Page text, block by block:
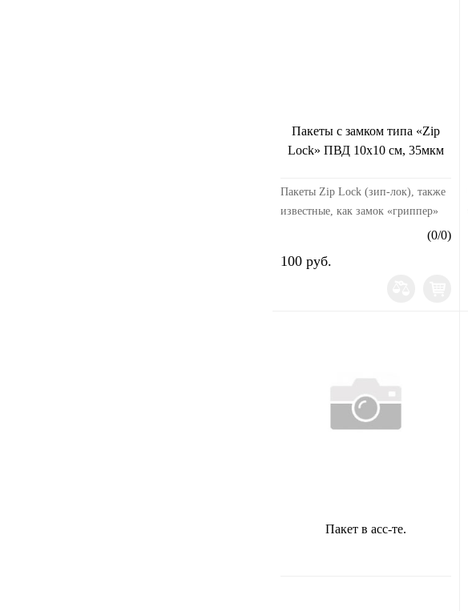
Пакеты с замком типа «Zip
Lock» ПВД 10х10 см, 35мкм
Пакеты Zip Lock (зип-лок), также
известные, как замок «гриппер»
— это универсальные пластиковые
произведенные из
(0/0)
100 руб.
Пакет в асс-те.